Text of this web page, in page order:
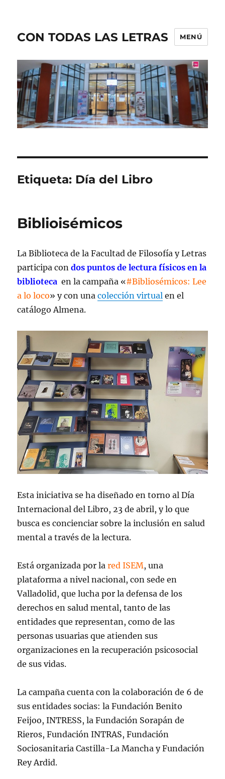
CON TODAS LAS LETRAS MENÚ
Etiqueta: Día del Libro
Biblioisémicos
La Biblioteca de la Facultad de Filosofía y Letras
participa condos puntos de lectura físicos en la
biblioteca en la campaña «#Bibliosémicos: Lee
a lo loco» y con unacolección virtual en el
catálogo Almena.
Esta iniciativa se ha diseñado en torno al Día
Internacional del Libro, 23 de abril, y lo que
busca es concienciar sobre la inclusión en salud
mental a través de la lectura.
Está organizada por lared ISEM, una
plataforma a nivel nacional, con sede en
Valladolid, que lucha por la defensa de los
derechos en salud mental, tanto de las
entidades que representan, como de las
personas usuarias que atienden sus
organizaciones en la recuperación psicosocial
de sus vidas.
La campaña cuenta con la colaboración de 6 de
sus entidades socias: la Fundación Benito
Feijoo, INTRESS, la Fundación Sorapán de
Rieros, Fundación INTRAS, Fundación
Sociosanitaria Castilla-La Mancha y Fundación
Rey Ardid.